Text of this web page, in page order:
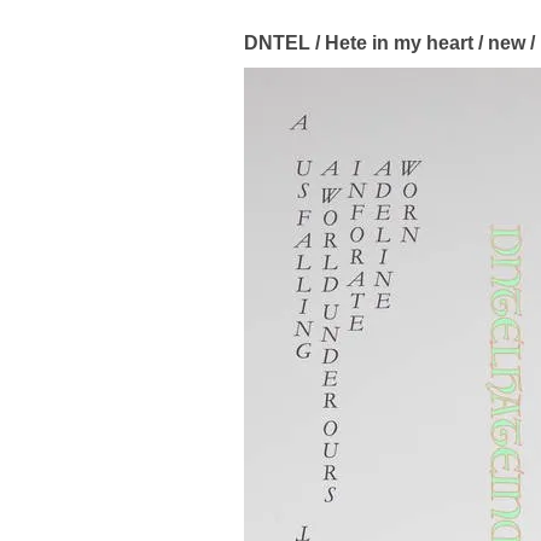
DNTEL / Hete in my heart / new /